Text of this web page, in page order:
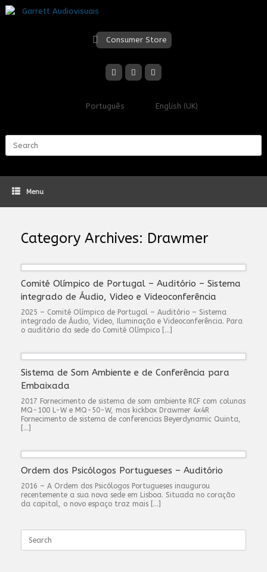
Skip
to
Consumer Store
Português English (UK)
Menu
Category Archives: Drawmer
Comité Olímpico de Portugal – Auditório – Sistema
integrado de Áudio, Video e Videoconferência
2025 – Comité Olímpico de Portugal – Auditório – Sistema
integrado de Áudio, Video, Iluminação e Videoconferência. Para
o auditório da sede do Comité Olímpico […]
Sistema de Som Ambiente e de Conferência para
Embaixada
2017 Fornecimento de sistema de som ambiente RCF com colunas
MQ-100 L-W e MQ-50-W, mas kickbox Drawmer 4x4R
Fornecimento de sistema de conferencias Beyerdynamic Quinta,
[…]
Ordem dos Psicólogos Portugueses – Auditório
2016 – A Ordem dos Psicólogos Portugueses inaugurou
recentemente a sua nova sede em Lisboa. Situada no coração
da capital, o novo espaço traz mais […]
for: